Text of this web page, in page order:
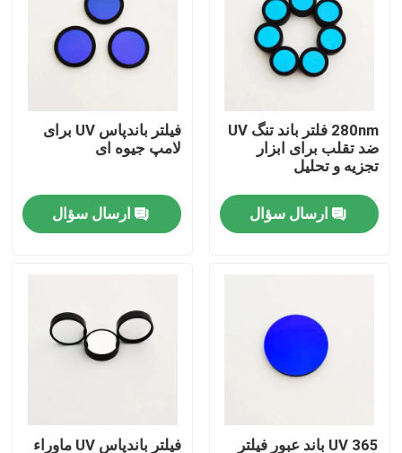
فیلم های
کارخانه تور
کنترل کیفیت
درخواست نقل قول
فیلتر باندپاس نوری
فیلتر باند فلورسنت
280nm فلتر باند تنگ UV
ضد تقلب برای ابزار
تجزیه و تحلیل
ارسال سؤال
فیلتر باندپاس UV برای
لامپ جیوه ای
ارسال سؤال
365 UV باند عبور فیلتر فیلتر باندپاس UV ماوراء